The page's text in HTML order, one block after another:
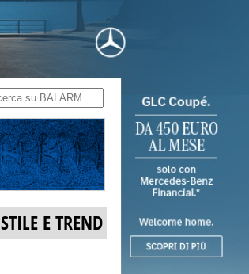
STILE E TREND